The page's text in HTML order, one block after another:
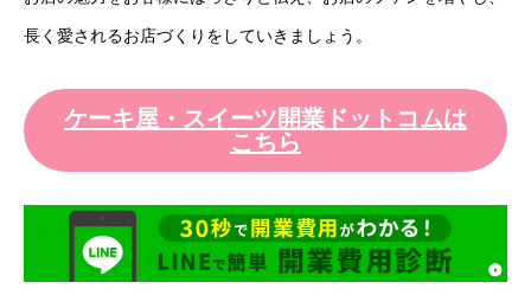
長く愛されるお店づくりをしていきましょう。
ケーキ屋・スイーツ開業ドットコムは
こちら